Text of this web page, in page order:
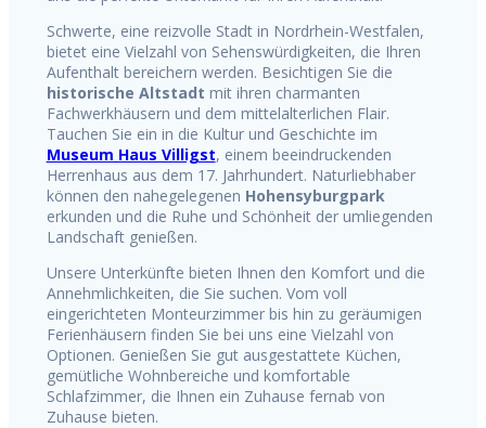
Schwerte, eine reizvolle Stadt in Nordrhein-Westfalen,
bietet eine Vielzahl von Sehenswürdigkeiten, die Ihren
Aufenthalt bereichern werden. Besichtigen Sie die
historische Altstadt mit ihren charmanten
Fachwerkhäusern und dem mittelalterlichen Flair.
Tauchen Sie ein in die Kultur und Geschichte im
Museum Haus Villigst, einem beeindruckenden
Herrenhaus aus dem 17. Jahrhundert. Naturliebhaber
können den nahegelegenen Hohensyburgpark
erkunden und die Ruhe und Schönheit der umliegenden
Landschaft genießen.
Unsere Unterkünfte bieten Ihnen den Komfort und die
Annehmlichkeiten, die Sie suchen. Vom voll
eingerichteten Monteurzimmer bis hin zu geräumigen
Ferienhäusern finden Sie bei uns eine Vielzahl von
Optionen. Genießen Sie gut ausgestattete Küchen,
gemütliche Wohnbereiche und komfortable
Schlafzimmer, die Ihnen ein Zuhause fernab von
Zuhause bieten.